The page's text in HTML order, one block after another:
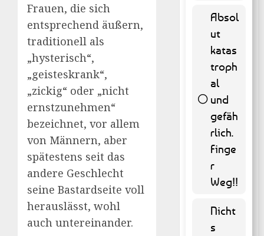
Frauen, die sich
entsprechend äußern,
traditionell als
„hysterisch“,
„geisteskrank“,
„zickig“ oder „nicht
ernstzunehmen“
bezeichnet, vor allem
von Männern, aber
spätestens seit das
andere Geschlecht
seine Bastardseite voll
herauslässt, wohl
auch untereinander.
Absol
ut
katas
troph
al
und
gefäh
rlich.
Finge
r
Weg!!
262 (
53.04 %
Nicht
s